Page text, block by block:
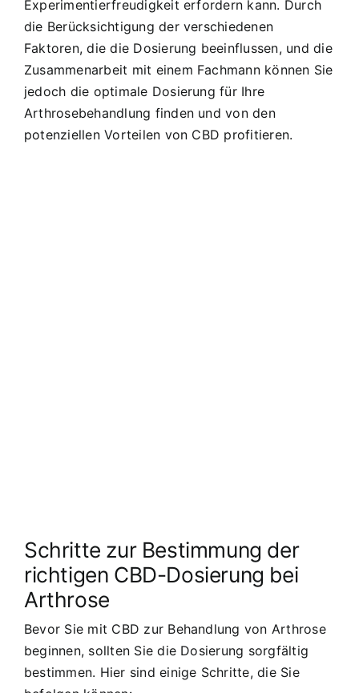
Experimentierfreudigkeit erfordern kann. Durch
die Berücksichtigung der verschiedenen
Faktoren, die die Dosierung beeinflussen, und die
Zusammenarbeit mit einem Fachmann können Sie
jedoch die optimale Dosierung für Ihre
Arthrosebehandlung finden und von den
potenziellen Vorteilen von CBD profitieren.
Schritte zur Bestimmung der
richtigen CBD-Dosierung bei
Arthrose
Bevor Sie mit CBD zur Behandlung von Arthrose
beginnen, sollten Sie die Dosierung sorgfältig
bestimmen. Hier sind einige Schritte, die Sie